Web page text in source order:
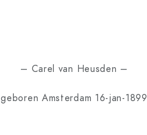
– Carel van Heusden –
geboren Amsterdam 16-jan-1899